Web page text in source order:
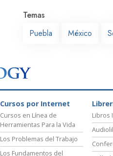
Temas
Puebla
México
Cursos por Internet
Cursos en Línea de
Herramientas Para la Vida
Los Problemas del Trabajo
Los Fundamentos del
Libros